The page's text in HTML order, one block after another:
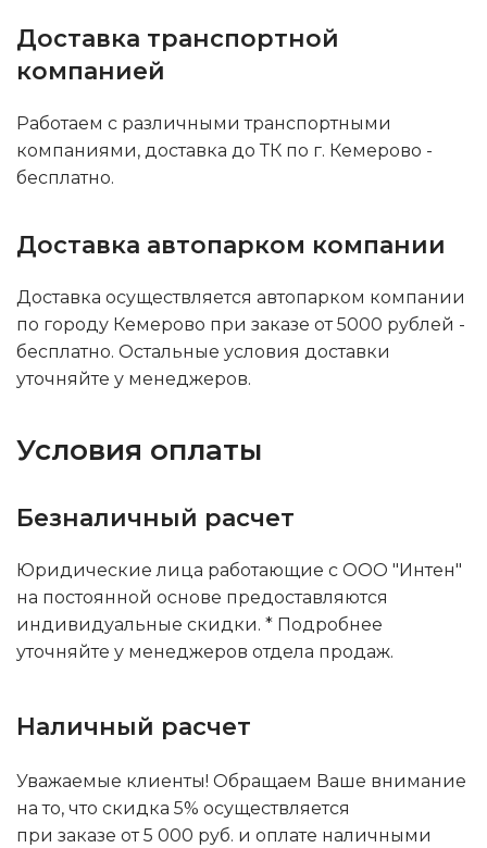
Доставка транспортной
компанией
Работаем с различными транспортными
компаниями, доставка до ТК по г. Кемерово -
бесплатно.
Доставка автопарком компании
Доставка осуществляется автопарком компании
по городу Кемерово при заказе от 5000 рублей -
бесплатно. Остальные условия доставки
уточняйте у менеджеров.
Условия оплаты
Безналичный расчет
Юридические лица работающие с ООО "Интен"
на постоянной основе предоставляются
индивидуальные скидки. * Подробнее
уточняйте у менеджеров отдела продаж.
Наличный расчет
Уважаемые клиенты! Обращаем Ваше внимание
на то, что скидка 5% осуществляется
при заказе от 5 000 руб. и оплате наличными